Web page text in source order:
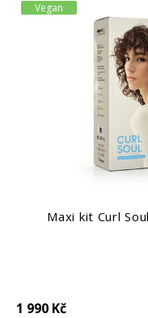
Vegan
Maxi kit Curl
1 990 Kč